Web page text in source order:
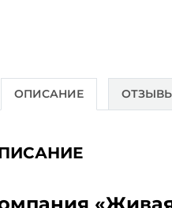
ОПИСАНИЕ